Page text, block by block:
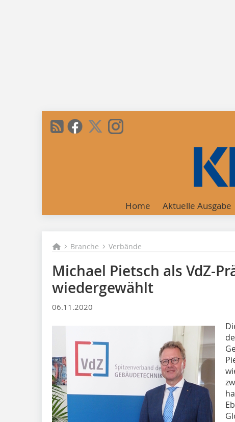
Home Aktuelle Ausgabe
Branche Verbände
Michael Pietsch als VdZ-
wiedergewählt
06.11.2020